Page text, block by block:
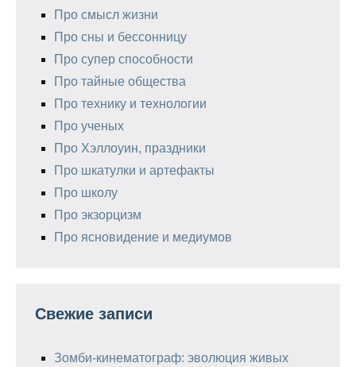
Про смысл жизни
Про сны и бессонницу
Про супер способности
Про тайные общества
Про технику и технологии
Про ученых
Про Хэллоуин, праздники
Про шкатулки и артефакты
Про школу
Про экзорцизм
Про ясновидение и медиумов
Свежие записи
Зомби-кинематограф: эволюция живых